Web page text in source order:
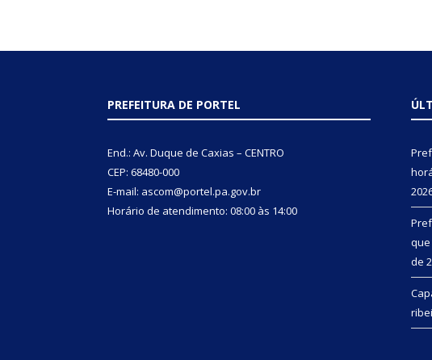
PREFEITURA DE PORTEL
End.: Av. Duque de Caxias – CENTRO
CEP: 68480-000
E-mail: ascom@portel.pa.gov.br
Horário de atendimento: 08:00 às 14:00
de